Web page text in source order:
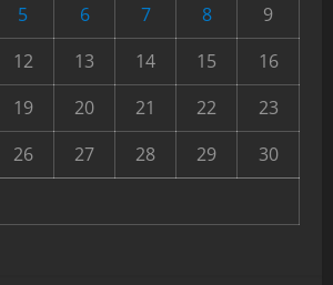
5 6 7 8
9
12 13 14 15
16
19 20 21 22
23
26 27 28 29
30